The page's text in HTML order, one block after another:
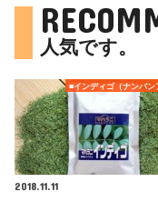
人気です。
■インディゴ（ナンバン
2018.11.11